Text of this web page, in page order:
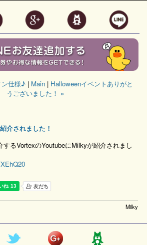
ン仕様♪| Main| Halloweenイベントありがと
うございました！ »
介されました！
るVortexのYoutubeにMilkyが紹介されまし
Milky